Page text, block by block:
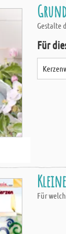
Gestalte
Für
Für